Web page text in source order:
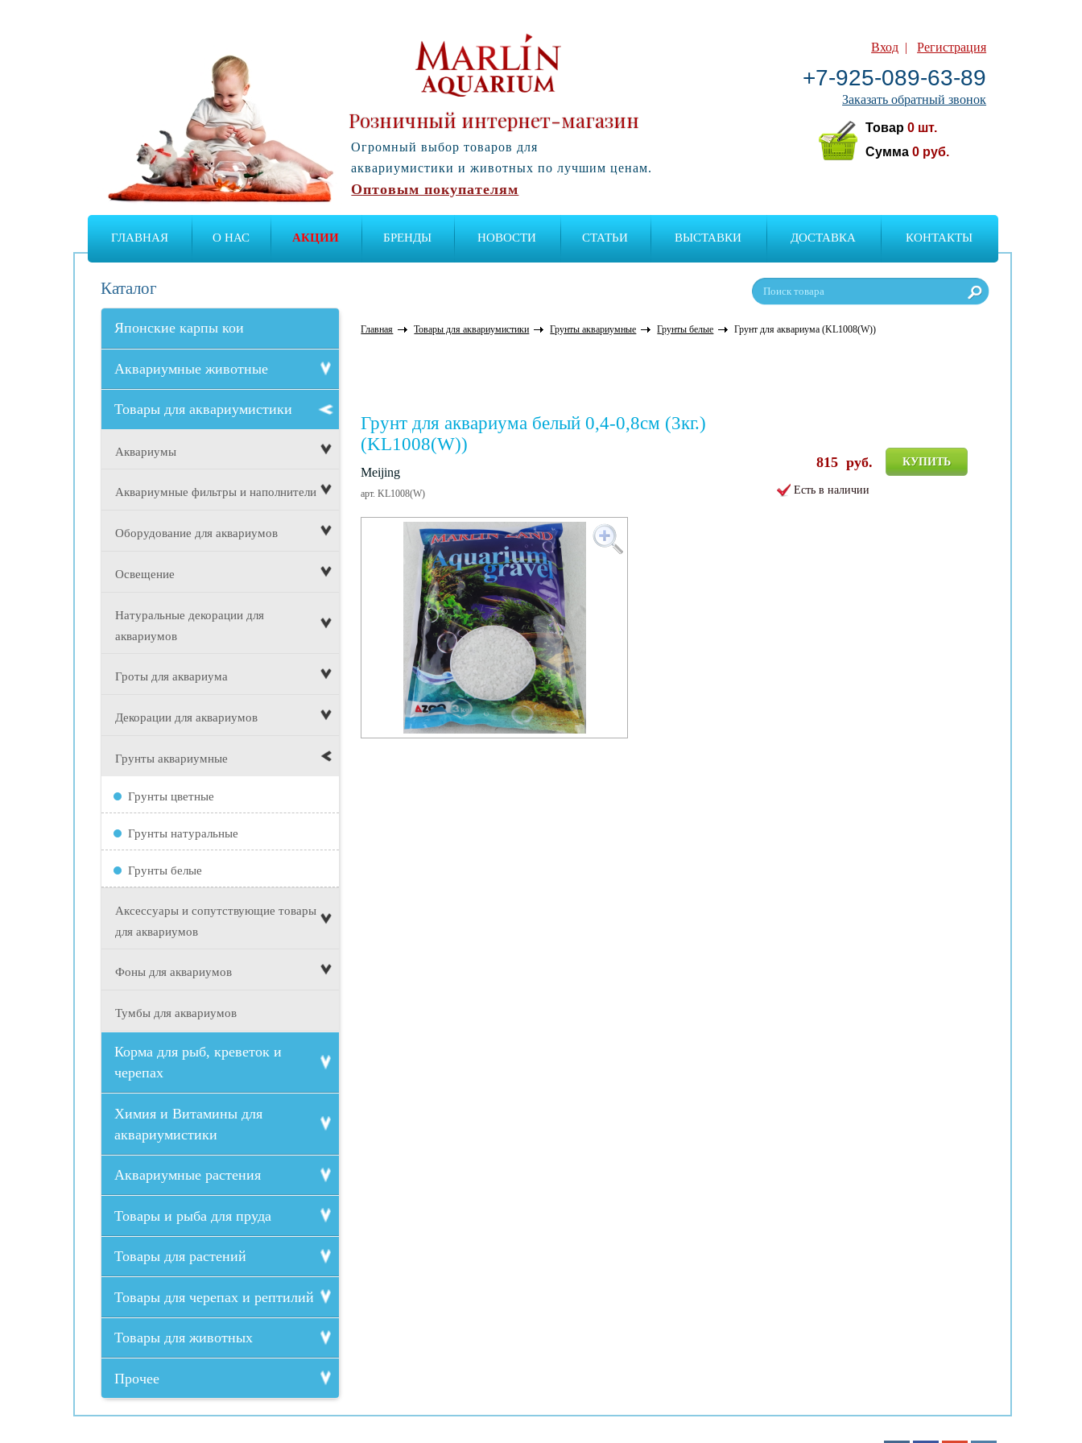
Вход |Регистрация
+7-925-089-63-89
Заказать обратный звонок
Товар0 шт.
Сумма0 руб.
Розничный интернет-магазин
Огромный выбор товаров для
аквариумистики и животных по лучшим ценам.
Оптовым покупателям
ГЛАВНАЯ О НАС АКЦИИ БРЕНДЫ НОВОСТИ СТАТЬИ ВЫСТАВКИ ДОСТАВКА КОНТАКТЫ
Каталог
Японские карпы кои
Аквариумные животные
Товары для аквариумистики
Аквариумы
Аквариумные фильтры и наполнители
Оборудование для аквариумов
Освещение
Натуральные декорации для
аквариумов
Гроты для аквариума
Декорации для аквариумов
Грунты аквариумные
Грунты цветные
Грунты натуральные
Грунты белые
Аксессуары и сопутствующие товары
для аквариумов
Фоны для аквариумов
Тумбы для аквариумов
Корма для рыб, креветок и
черепах
Химия и Витамины для
аквариумистики
Аквариумные растения
Товары и рыба для пруда
Товары для растений
Товары для черепах и рептилий
Товары для животных
Прочее
Главная Товары для аквариумистики Грунты аквариумные Грунты белые Грунт для аквариума (KL1008(W))
Грунт для аквариума белый 0,4-0,8см (3кг.)
(KL1008(W))
Meijing
арт. KL1008(W)
КУПИТЬ
815 руб.
Есть в наличии